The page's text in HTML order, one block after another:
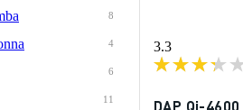
8
4
6
11
3.3